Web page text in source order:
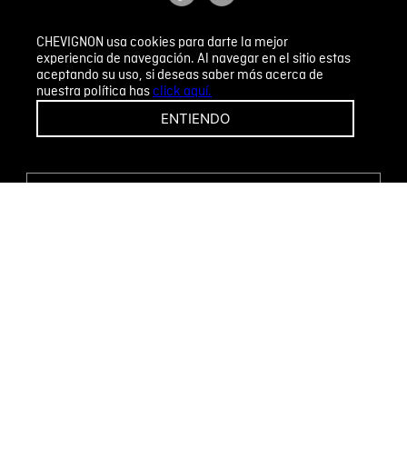
CHEVIGNON usa cookies para darte la mejor
experiencia de navegación. Al navegar en el sitio estas
aceptando su uso, si deseas saber más acerca de
nuestra política hasclick aquí.
ENTIENDO
PETICIONES, QUEJAS Y RECLAMOS
¡CAMBIOS Y DEVOLUCIONES FÁCILES!